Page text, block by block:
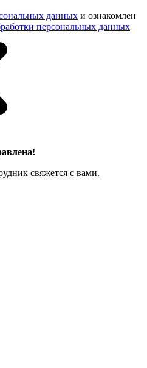
данных и ознакомлен
персональных данных
свяжется с вами.